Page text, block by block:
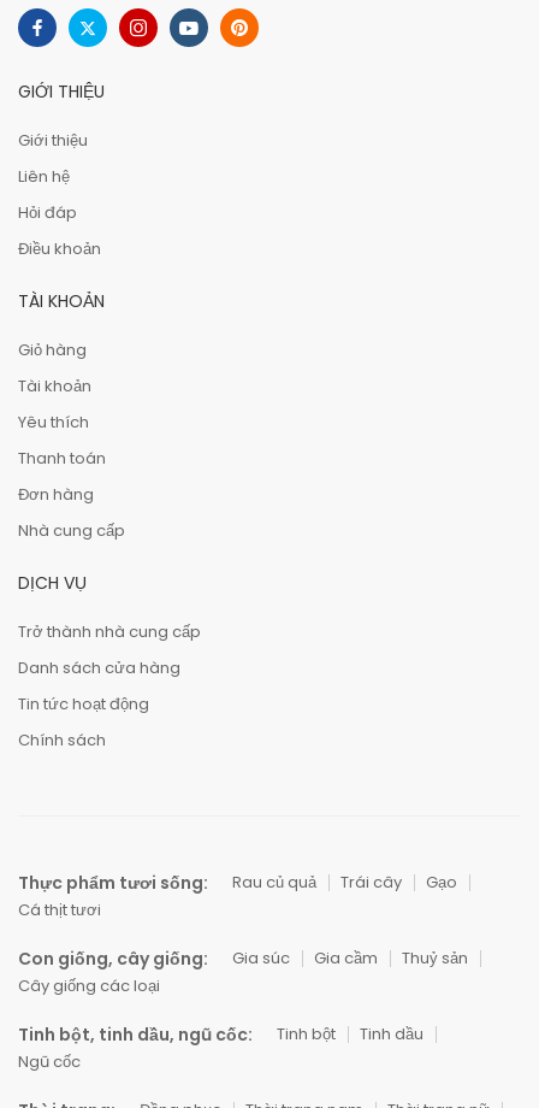
GIỚI THIỆU
Giới thiệu
Liên hệ
Hỏi đáp
Điều khoản
TÀI KHOẢN
Giỏ hàng
Tài khoản
Yêu thích
Thanh toán
Đơn hàng
Nhà cung cấp
DỊCH VỤ
Trở thành nhà cung cấp
Danh sách cửa hàng
Tin tức hoạt động
Chính sách
Thực phẩm tươi sống: Rau củ quả Trái cây
Gạo
Cá thịt tươi
Con giống, cây giống: Gia súc Gia cầm
Thuỷ sản
Cây giống các loại
Tinh bột, tinh dầu, ngũ cốc: Tinh bột
Tinh dầu
Ngũ cốc